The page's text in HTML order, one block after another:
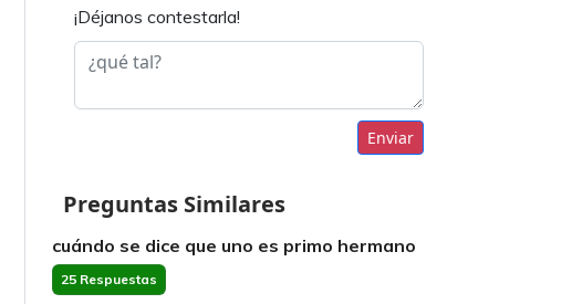
¡Déjanos contestarla!
Enviar
Preguntas Similares
cuándo se dice que uno es primo hermano
25 Respuestas